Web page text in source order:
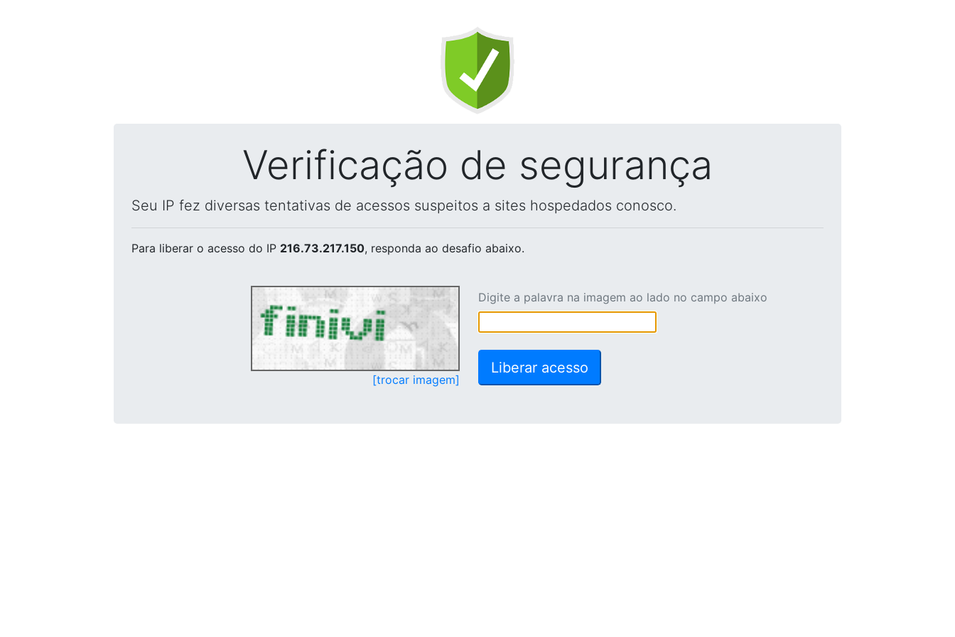
Verificação de segurança
Seu IP fez diversas tentativas de acessos suspeitos a sites hospedados conosco.
Para liberar o acesso do IP 216.73.217.150, responda ao desafio abaixo.
[trocar imagem]
Digite a palavra na imagem ao lado no campo abaixo